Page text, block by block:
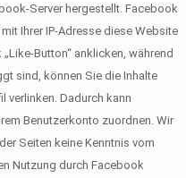
Server hergestellt. Facebook
Ihrer IP-Adresse diese Website
Button“ anklicken, während
sind, können Sie die Inhalte
verlinken. Dadurch kann
Benutzerkonto zuordnen. Wir
Seiten keine Kenntnis vom
Nutzung durch Facebook